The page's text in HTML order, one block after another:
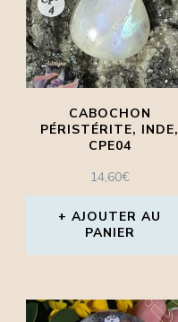
CABOCHON
PÉRISTÉRITE, INDE,
CPE04
14,60€
AJOUTER AU
PANIER